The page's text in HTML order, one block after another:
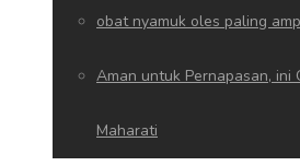
obat nyamuk oles paling
Aman untuk Pernapasan, ini
Maharati